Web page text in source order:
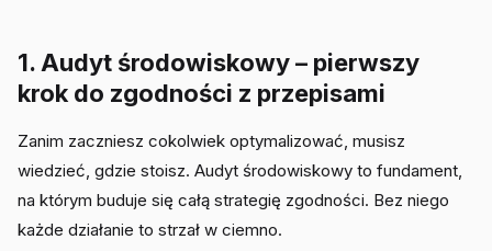
1. Audyt środowiskowy – pierwszy
krok do zgodności z przepisami
Zanim zaczniesz cokolwiek optymalizować, musisz
wiedzieć, gdzie stoisz. Audyt środowiskowy to fundament,
na którym buduje się całą strategię zgodności. Bez niego
każde działanie to strzał w ciemno.